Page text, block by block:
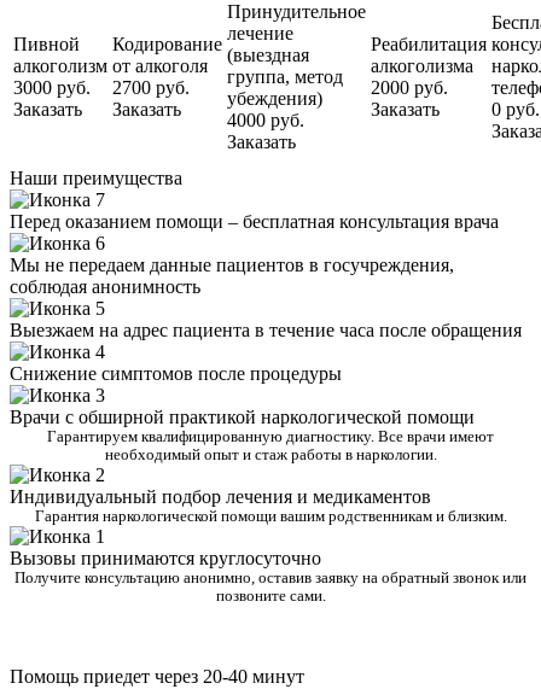
Пивной
алкоголизм
3000 руб.
Заказать
Кодирование
от алкоголя
2700 руб.
Заказать
Принудительное
лечение
(выездная
группа, метод
убеждения)
4000 руб.
Заказать
Реабилитация
алкоголизма
2000 руб.
Заказать
0 руб.
Наши преимущества
Перед оказанием помощи – бесплатная консультация врача
Мы не передаем данные пациентов в госучреждения,
соблюдая анонимность
Выезжаем на адрес пациента в течение часа после обращения
Снижение симптомов после процедуры
Врачи с обширной практикой наркологической помощи
Гарантируем квалифицированную диагностику. Все врачи имеют
необходимый опыт и стаж работы в наркологии.
Индивидуальный подбор лечения и медикаментов
Гарантия наркологической помощи вашим родственникам и близким.
Вызовы принимаются круглосуточно
Получите консультацию анонимно, оставив заявку на обратный звонок или
позвоните сами.
Помощь приедет через 20-40 минут